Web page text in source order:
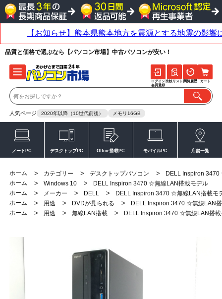
品質と価格で選ぶなら【パソコン市場】中古パソコンが安い！
人気ページ 2020年以降（10世代前後） メモリ16GB
ログイン
会員登録
比較リスト 閲覧履歴 カート
ノートPC デスクトップPC Office搭載PC モバイルPC 店舗一覧
ホーム > カテゴリー > デスクトップパソコン >
DELL Inspiron
ホーム
> Windows 10 >
DELL Inspiron 3470 ☆無線LAN搭載モデル
ホーム
> メーカー > DELL >
DELL Inspiron 3470 ☆無線LAN搭載モ
ホーム
> 用途 > DVDが見られる >
DELL Inspiron 3470 ☆無線LAN
ホーム
> 用途 > 無線LAN搭載 > DELL Inspiron 3470 ☆無線LAN搭載